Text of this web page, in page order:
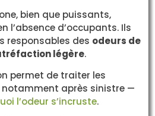
bien que puissants,
l’absence d’occupants. Ils
responsables des odeurs de
légère.
permet de traiter les
après sinistre —
l’odeur s’incruste.